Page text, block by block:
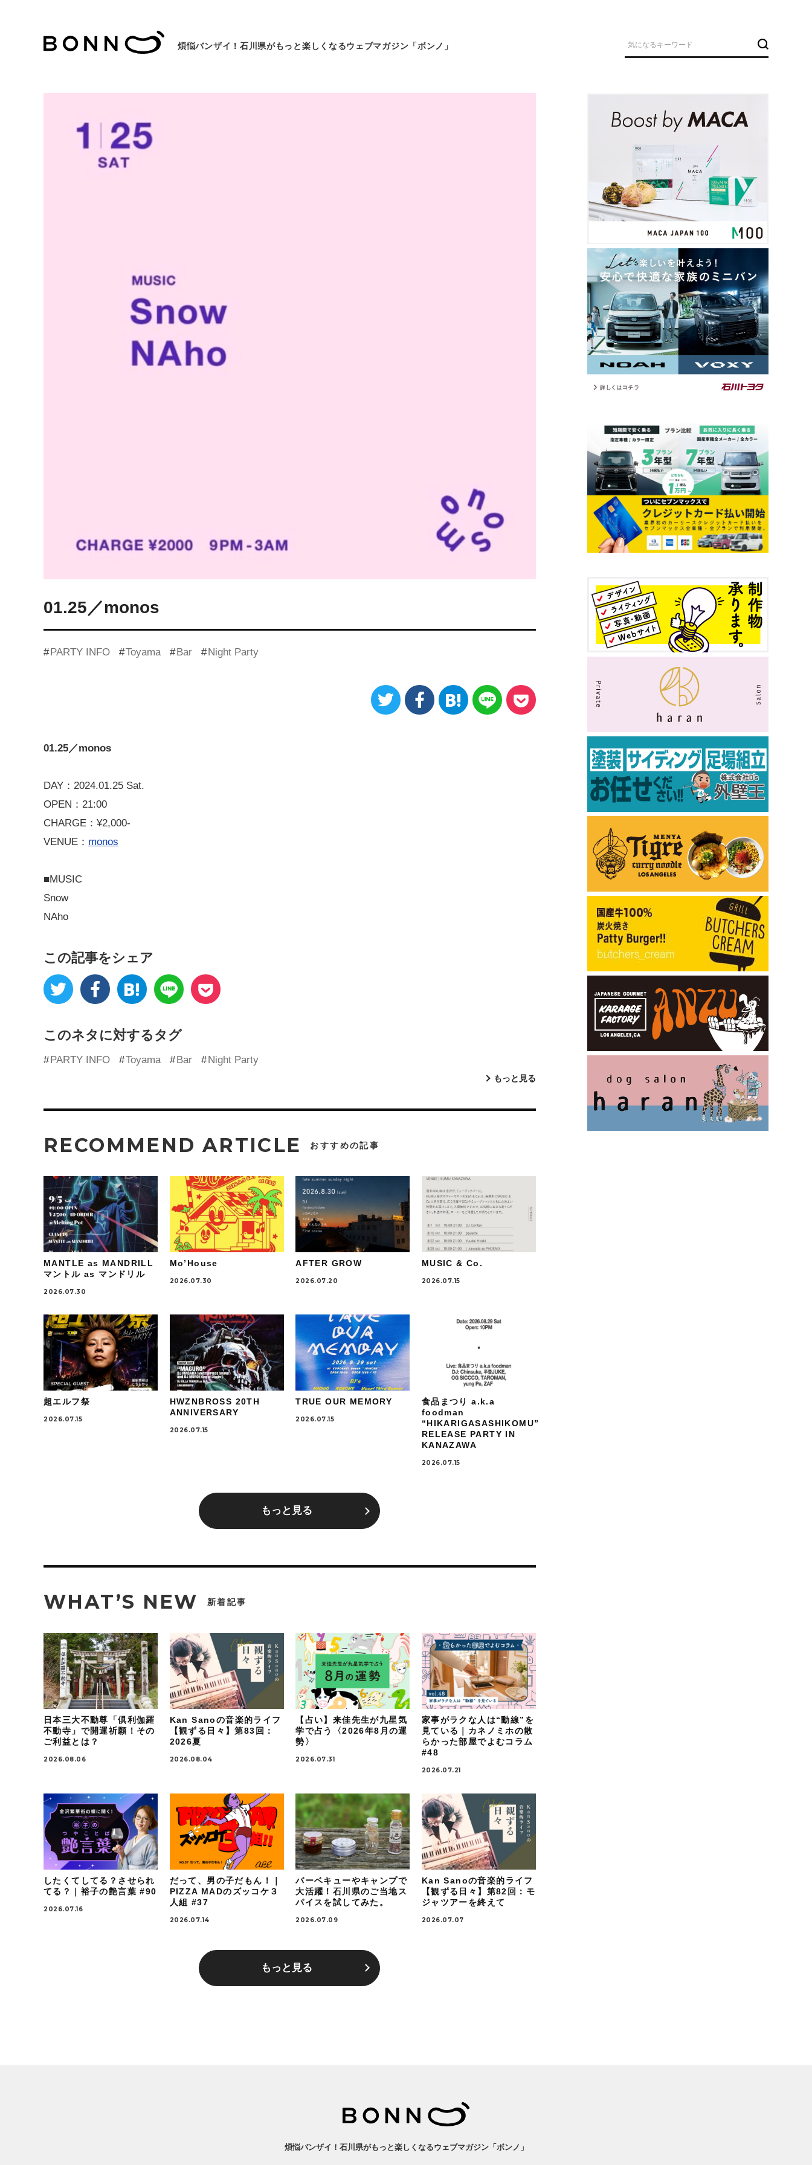
煩悩バンザイ！石川県がもっと楽しくなるウェブマガジン「ボンノ」
01.25／monos
PARTY INFO Toyama Bar Night Party
01.25／monos
DAY：2024.01.25 Sat.
OPEN：21:00
CHARGE：¥2,000-
VENUE： monos
■MUSIC
Snow
NAho
この記事をシェア
このネタに対するタグ
PARTY INFO Toyama Bar Night Party
もっと見る
RECOMMEND ARTICLE おすすめの記事
MANTLE as MANDRILL
マントル as マンドリル
2026.07.30
Mo’House
2026.07.30
AFTER GROW
2026.07.20
MUSIC & Co.
2026.07.15
超エルフ祭
2026.07.15
HWZNBROSS 20TH
ANNIVERSARY
2026.07.15
TRUE OUR MEMORY
2026.07.15
食品まつり a.k.a
foodman
“HIKARIGASASHIKOMU”
RELEASE PARTY IN
KANAZAWA
2026.07.15
もっと見る
WHAT’S NEW 新着記事
日本三大不動尊「倶利伽羅
不動寺」で開運祈願！その
ご利益とは？
2026.08.06
Kan Sanoの音楽的ライフ
【観ずる日々】第83回：
2026夏
2026.08.04
【占い】来佳先生が九星気
学で占う〈2026年8月の運
勢〉
2026.07.31
家事がラクな人は“動線”を
見ている｜カネノミホの散
らかった部屋でよむコラム
#48
2026.07.21
したくてしてる？させられ
てる？｜裕子の艶言葉 #90
2026.07.16
だって、男の子だもん！｜
PIZZA MADのズッコケ３
人組 #37
2026.07.14
バーベキューやキャンプで
大活躍！石川県のご当地ス
パイスを試してみた。
2026.07.09
Kan Sanoの音楽的ライフ
【観ずる日々】第82回：モ
ジャツアーを終えて
2026.07.07
もっと見る
煩悩バンザイ！石川県がもっと楽しくなるウェブマガジン「ボンノ」